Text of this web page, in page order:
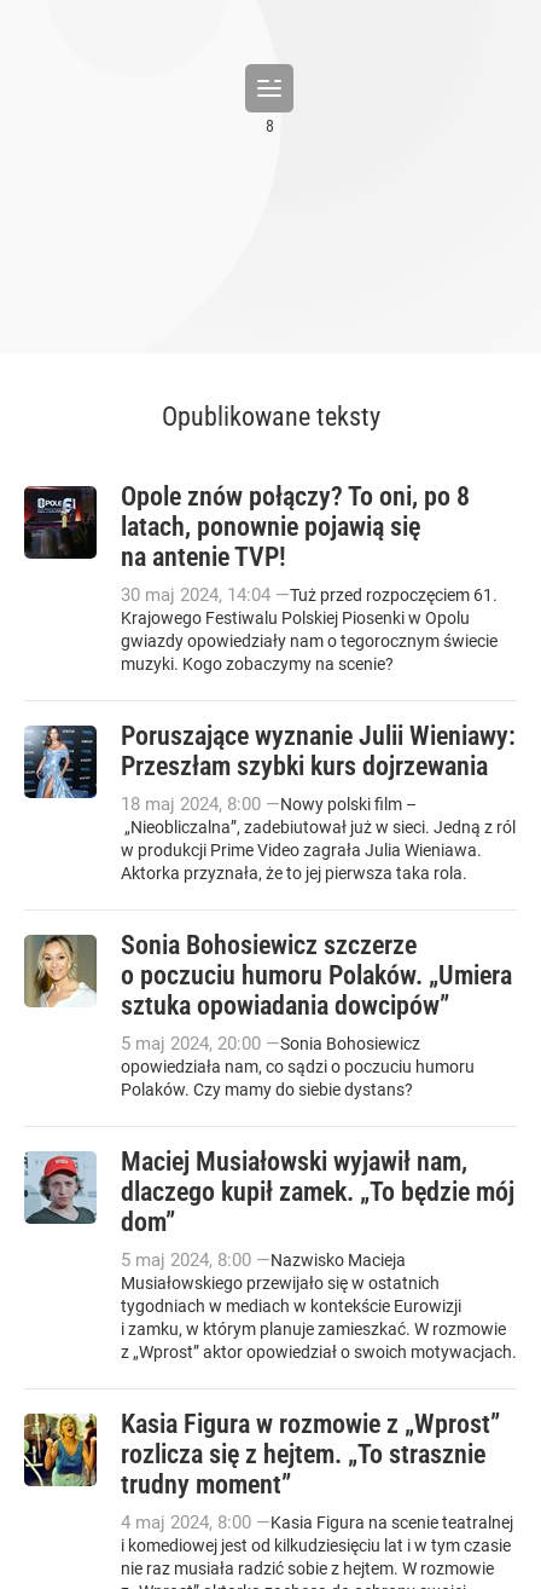
Opublikowane teksty
Opole znów połączy? To oni, po 8
latach, ponownie pojawią się
na antenie TVP!
30 maj 2024, 14:04 —Tuż przed rozpoczęciem 61.
Krajowego Festiwalu Polskiej Piosenki w Opolu
gwiazdy opowiedziały nam o tegorocznym świecie
muzyki. Kogo zobaczymy na scenie?
Poruszające wyznanie Julii Wieniawy:
Przeszłam szybki kurs dojrzewania
18 maj 2024, 8:00 —Nowy polski film –
„Nieobliczalna”, zadebiutował już w sieci. Jedną z ról
w produkcji Prime Video zagrała Julia Wieniawa.
Aktorka przyznała, że to jej pierwsza taka rola.
Sonia Bohosiewicz szczerze
o poczuciu humoru Polaków. „Umiera
sztuka opowiadania dowcipów”
5 maj 2024, 20:00 —Sonia Bohosiewicz
opowiedziała nam, co sądzi o poczuciu humoru
Polaków. Czy mamy do siebie dystans?
Maciej Musiałowski wyjawił nam,
dlaczego kupił zamek. „To będzie mój
dom”
5 maj 2024, 8:00 —Nazwisko Macieja
Musiałowskiego przewijało się w ostatnich
tygodniach w mediach w kontekście Eurowizji
i zamku, w którym planuje zamieszkać. W rozmowie
z „Wprost” aktor opowiedział o swoich motywacjach.
Kasia Figura w rozmowie z „Wprost”
rozlicza się z hejtem. „To strasznie
trudny moment”
4 maj 2024, 8:00 —Kasia Figura na scenie teatralnej
i komediowej jest od kilkudziesięciu lat i w tym czasie
nie raz musiała radzić sobie z hejtem. W rozmowie